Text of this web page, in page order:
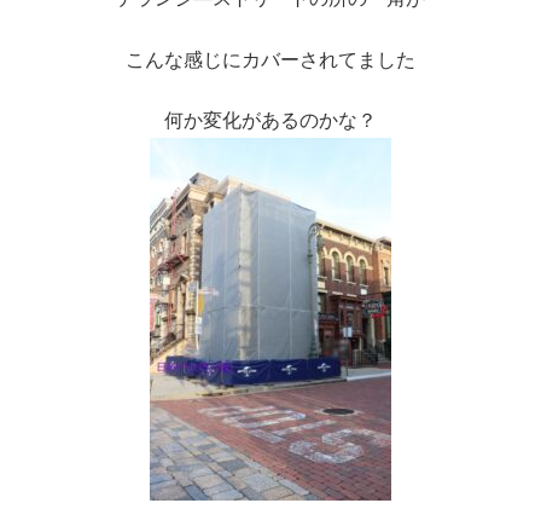
こんな感じにカバーされてました
何か変化があるのかな？